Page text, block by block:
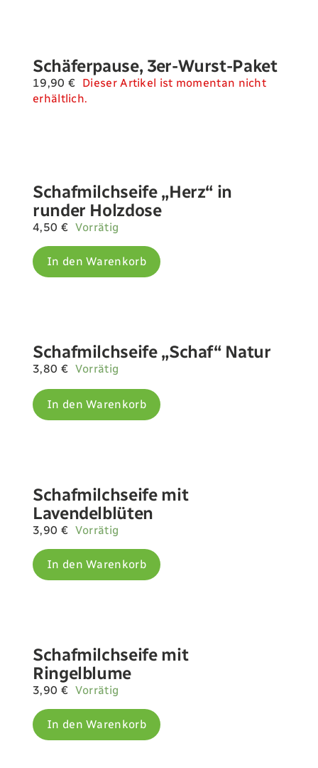
Schäferpause, 3er-Wurst-Paket
19,90 € Dieser Artikel ist momentan nicht
erhältlich.
Schafmilchseife „Herz“ in
runder Holzdose
4,50 € Vorrätig
In den Warenkorb
Schafmilchseife „Schaf“ Natur
3,80 € Vorrätig
In den Warenkorb
Schafmilchseife mit
Lavendelblüten
3,90 € Vorrätig
In den Warenkorb
Schafmilchseife mit
Ringelblume
3,90 € Vorrätig
In den Warenkorb